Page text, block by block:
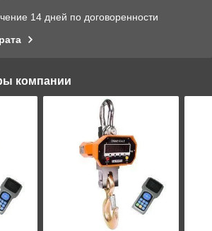
14 дней по договоренности
компании